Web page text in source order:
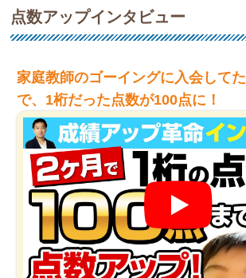
点数アップインタビュー
家庭教師のゴーイングに入会して
で、1桁だった点数が100点に！